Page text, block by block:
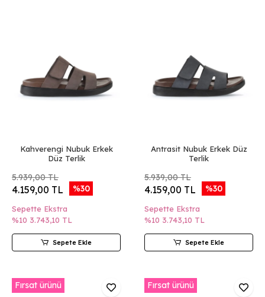
Kahverengi Nubuk Erkek
Düz Terlik
5.939,00 TL
4.159,00 TL %30
Sepette Ekstra
%10 3.743,10 TL
Sepete Ekle
Antrasit Nubuk Erkek Düz
Terlik
5.939,00 TL
4.159,00 TL %30
Sepette Ekstra
%10 3.743,10 TL
Sepete Ekle
Fırsat ürünü Fırsat ürünü